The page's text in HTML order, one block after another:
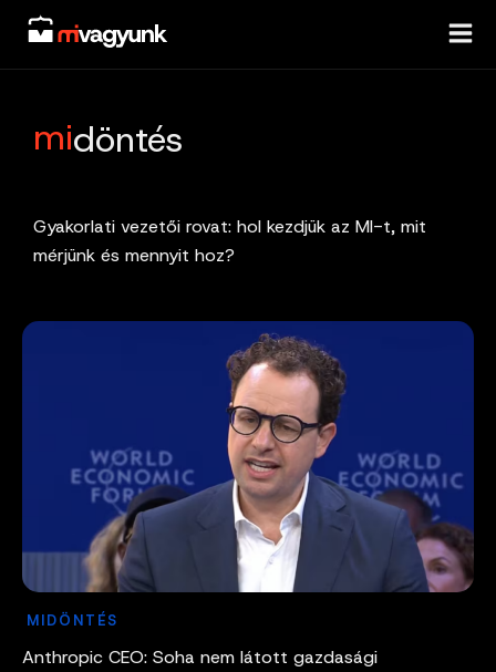
Skip
content
midöntés
Gyakorlati vezetői rovat: hol kezdjük az MI-t, mit
mérjünk és mennyit hoz?
MIDÖNTÉS
Anthropic CEO: Soha nem látott gazdasági